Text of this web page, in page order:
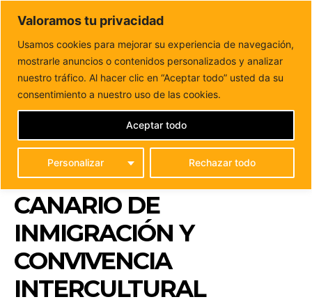
Valoramos tu privacidad
Usamos cookies para mejorar su experiencia de navegación,
mostrarle anuncios o contenidos personalizados y analizar
nuestro tráfico. Al hacer clic en “Aceptar todo” usted da su
consentimiento a nuestro uso de las cookies.
Personalizar Rechazar todo
Aceptar todo
DUNAS FM
Tu informacion de forma cercana
Inicio POLÍTICA
El PSOE apremia al Gobierno canario de
la “urgencia” para aprobar el...
EL PSOE APREMIA AL
GOBIERNO CANARIO DE
LA “URGENCIA” PARA
APROBAR EL PLAN
CANARIO DE
INMIGRACIÓN Y
CONVIVENCIA
INTERCULTURAL